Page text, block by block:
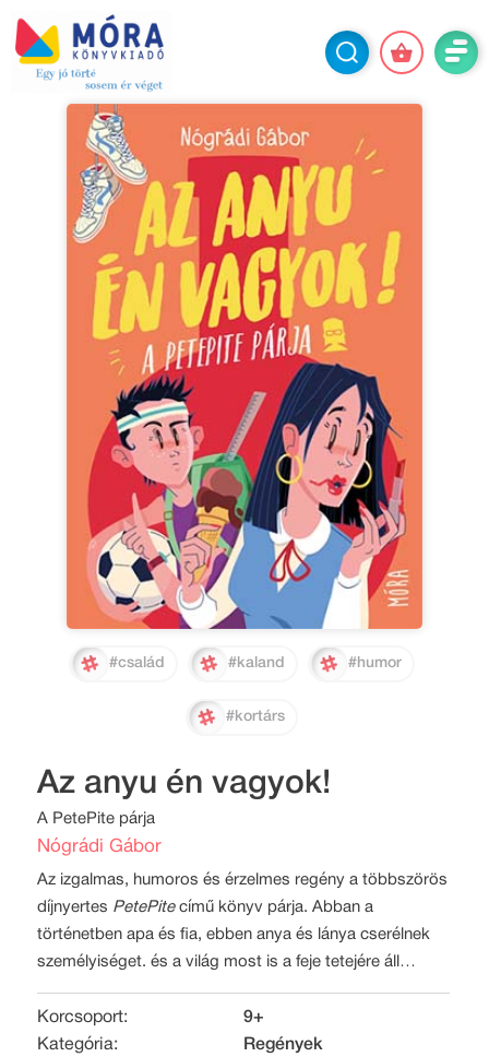
#család #kaland #humor
#kortárs
Az anyu én vagyok!
A PetePite párja
Nógrádi Gábor
Az izgalmas, humoros és érzelmes regény a többszörös
díjnyertes PetePitecímű könyv párja. Abban a
történetben apa és fia, ebben anya és lánya cserélnek
személyiséget. és a világ most is a feje tetejére áll…
Korcsoport:
9+
Kategória:
Regények